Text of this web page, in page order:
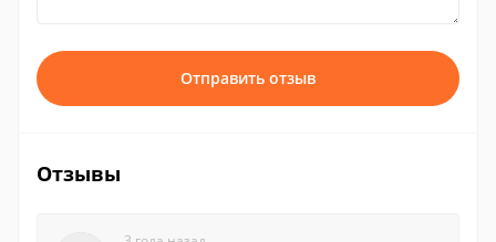
Отправить отзыв
Отзывы